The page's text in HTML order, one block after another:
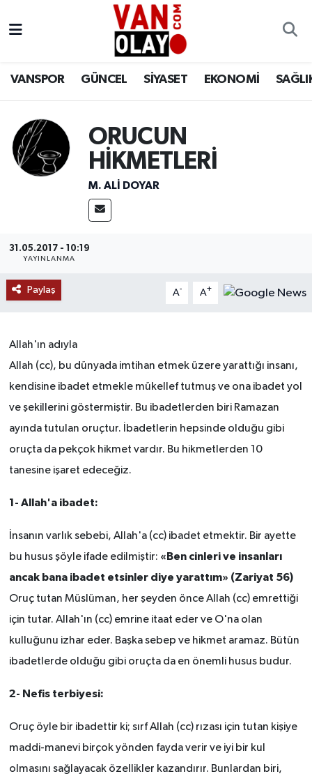
VANSPOR GÜNCEL SİYASET EKONOMİ
ORUCUN
HİKMETLERİ
M. ALI DOYAR
31.05.2017 - 10:19
YAYINLANMA
Paylaş A- A+
Allah'ın adıyla
Allah (cc), bu dünyada imtihan etmek üzere yarattığı insanı,
kendisine ibadet etmekle mükellef tutmuş ve ona ibadet yol
ve şekillerini göstermiştir. Bu ibadetlerden biri Ramazan
ayında tutulan oruçtur. İbadetlerin hepsinde olduğu gibi
oruçta da pekçok hikmet vardır. Bu hikmetlerden 10
tanesine işaret edeceğiz.
1- Allah'a ibadet:
İnsanın varlık sebebi, Allah'a (cc) ibadet etmektir. Bir ayette
bu husus şöyle ifade edilmiştir: «Ben cinleri ve insanları
ancak bana ibadet etsinler diye yarattım» (Zariyat 56)
Oruç tutan Müslüman, her şeyden önce Allah (cc) emrettiği
için tutar. Allah'ın (cc) emrine itaat eder ve O'na olan
kulluğunu izhar eder. Başka sebep ve hikmet aramaz. Bütün
ibadetlerde olduğu gibi oruçta da en önemli husus budur.
2- Nefis terbiyesi:
Oruç öyle bir ibadettir ki; sırf Allah (cc) rızası için tutan kişiye
maddi-manevi birçok yönden fayda verir ve iyi bir kul
olmasını sağlayacak özellikler kazandırır. Bunlardan biri,
Siyaset
Ekonomi
Dünya
Van Nöbetçi Eczaneler
Van Namaz Vakitleri
Van Trafik Yoğunluk Haritası
Haber Arşivi